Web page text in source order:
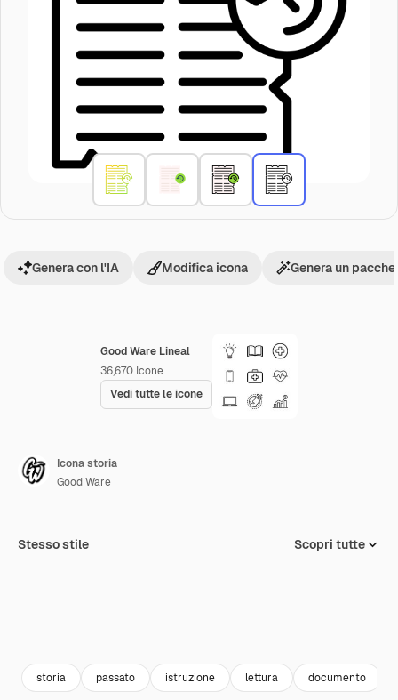
Good Ware Lineal
36,670 Icone
Vedi tutte le icone
Genera con l'IA Modifica icona Genera un
Icona storia
Good Ware
Stesso stile Scopri tutte
storia passato istruzione lettura documento